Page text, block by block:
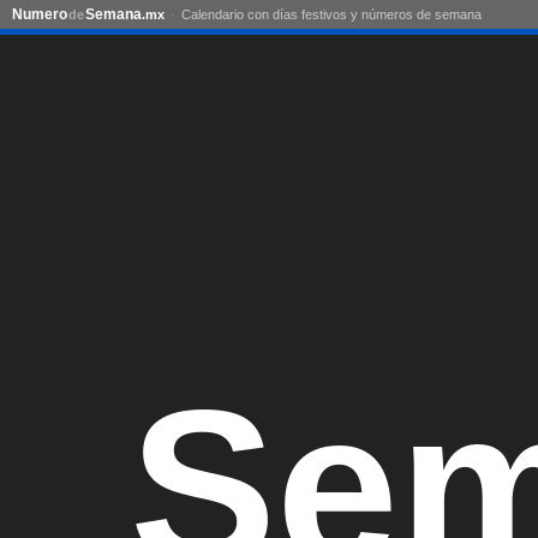
NumerodeSemana.mx Calendario con días festivos y números de semana